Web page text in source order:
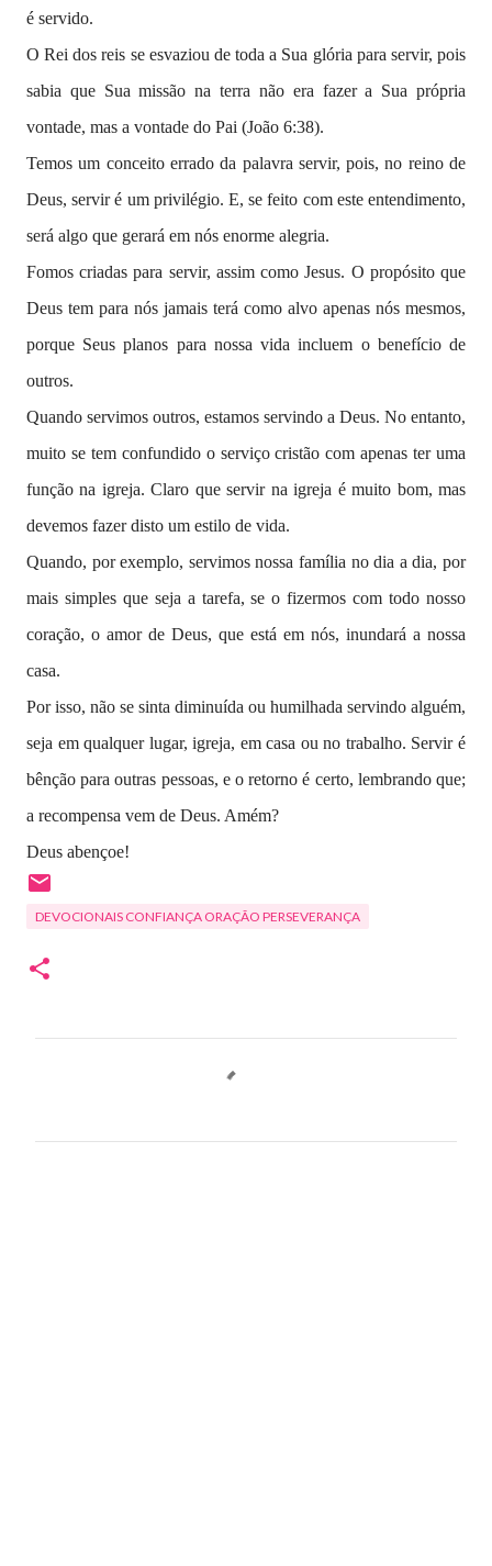
é servido.
O Rei dos reis se esvaziou de toda a Sua glória para servir, pois
sabia que Sua missão na terra não era fazer a Sua própria
vontade, mas a vontade do Pai (João 6:38).
Temos um conceito errado da palavra servir, pois, no reino de
Deus, servir é um privilégio. E, se feito com este entendimento,
será algo que gerará em nós enorme alegria.
Fomos criadas para servir, assim como Jesus. O propósito que
Deus tem para nós jamais terá como alvo apenas nós mesmos,
porque Seus planos para nossa vida incluem o benefício de
outros.
Quando servimos outros, estamos servindo a Deus. No entanto,
muito se tem confundido o serviço cristão com apenas ter uma
função na igreja. Claro que servir na igreja é muito bom, mas
devemos fazer disto um estilo de vida.
Quando, por exemplo, servimos nossa família no dia a dia, por
mais simples que seja a tarefa, se o fizermos com todo nosso
coração, o amor de Deus, que está em nós, inundará a nossa
casa.
Por isso, não se sinta diminuída ou humilhada servindo alguém,
seja em qualquer lugar, igreja, em casa ou no trabalho. Servir é
bênção para outras pessoas, e o retorno é certo, lembrando que;
a recompensa vem de Deus. Amém?
Deus abençoe!
DEVOCIONAIS CONFIANÇA ORAÇÃO PERSEVERANÇA